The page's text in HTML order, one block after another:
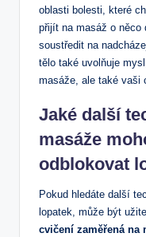
oblasti bolesti, které
přijít na masáž o
soustředit na
tělo také uvolňuje
masáže, ale také vaši
Jaké další
masáže
odblokovat
Pokud hledáte další
lopatek, může být
cvičení zaměřená na